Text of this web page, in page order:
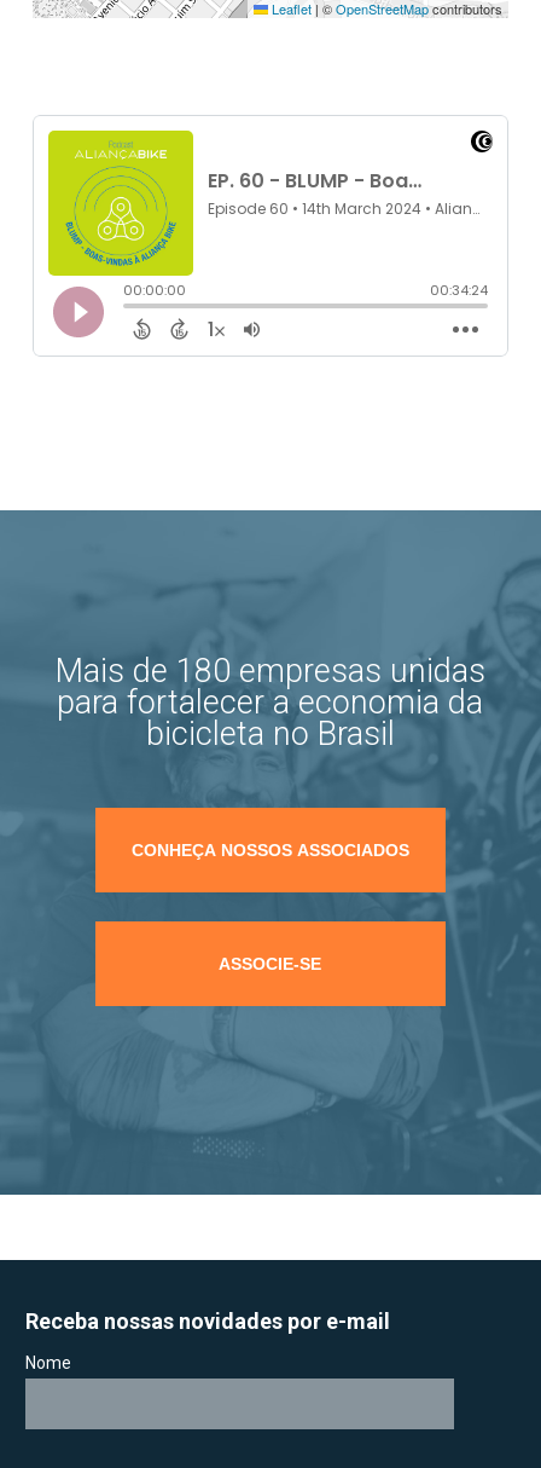
Leaflet | ©OpenStreetMapcontributors
Mais de 180 empresas unidas
para fortalecer a economia da
bicicleta no Brasil
CONHEÇA NOSSOS ASSOCIADOS
ASSOCIE-SE
Receba nossas novidades por e-mail
Nome